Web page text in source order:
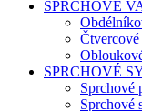
SPRCHOVÉ
SPRCHOVÉ
Sprchové
Sprchové